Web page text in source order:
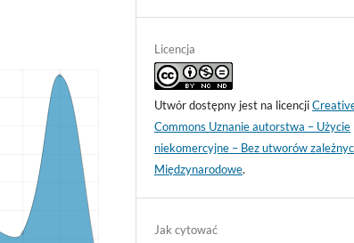
Licencja
Utwór dostępny jest na licencji
Commons Uznanie autorstwa – Użycie
niekomercyjne – Bez utworów
Międzynarodowe.
Jak cytować